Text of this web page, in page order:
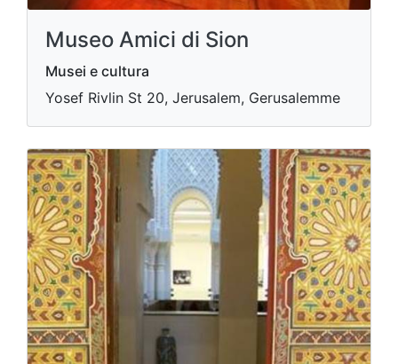
Museo Amici di Sion
Musei e cultura
Yosef Rivlin St 20, Jerusalem, Gerusalemme